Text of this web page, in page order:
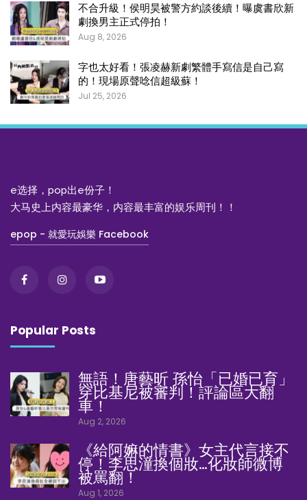
不合升級！侯明昊被警方約談後續！曝虞書欣新
劇換男主正式停拍！
Aug 8, 2026
字也太好看！張凌赫新劇繁體手寫信是自己寫
的！現場原聲唸信超級蘇！
Jul 25, 2026
e选择，pop出e份子！
大马史上内容最豪华，内容最丰富的娱乐周刊！！
epop - 就愛玩娛樂 Facebook
Popular Posts
無語！唐藝昕 孫怡「已婚已育」
穿比基尼被審判！評論區大翻
車！
Aug 2, 2026
《給阿嫲的情書》女主代言接不
停！李思潼換個妝…化妝師微博
被罵翻！
Aug 1, 2026